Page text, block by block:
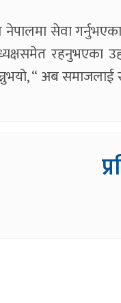
नेपालमा सेवा
रहनुभएका
“ अब